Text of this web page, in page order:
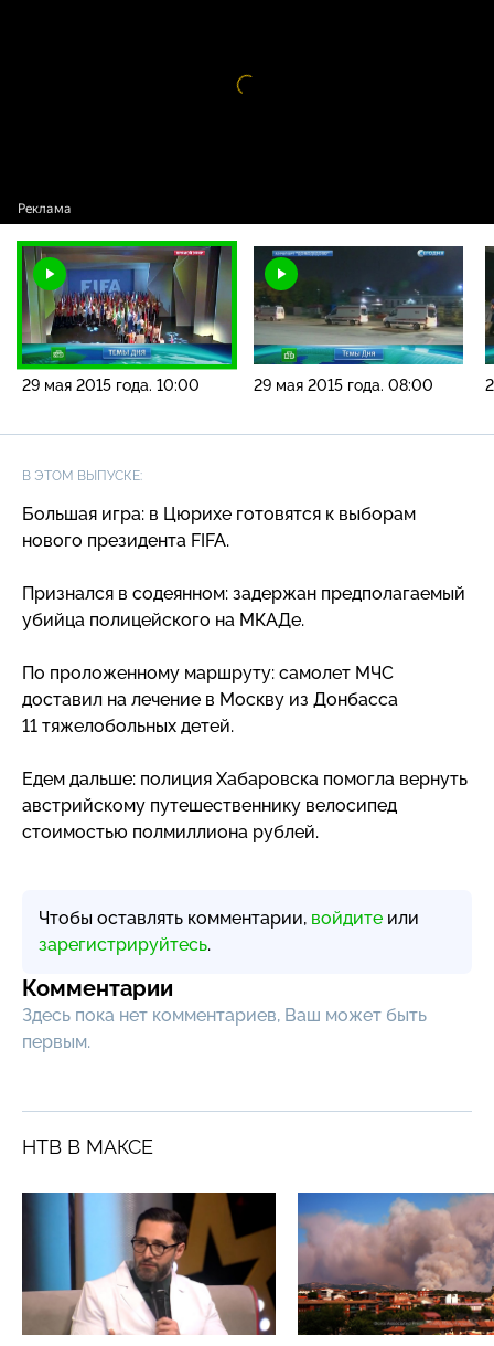
29 мая 2015 года. 10:00 29 мая 2015 года. 08:00
В ЭТОМ ВЫПУСКЕ:
Большая игра: в Цюрихе готовятся к выборам
нового президента FIFA.
Признался в содеянном: задержан предполагаемый
убийца полицейского на МКАДе.
По проложенному маршруту: самолет МЧС
доставил на лечение в Москву из Донбасса
11 тяжелобольных детей.
Едем дальше: полиция Хабаровска помогла вернуть
австрийскому путешественнику велосипед
стоимостью полмиллиона рублей.
Чтобы оставлять комментарии, войдите или
зарегистрируйтесь.
Комментарии
Здесь пока нет комментариев, Ваш может быть
первым.
НТВ В МАКСЕ